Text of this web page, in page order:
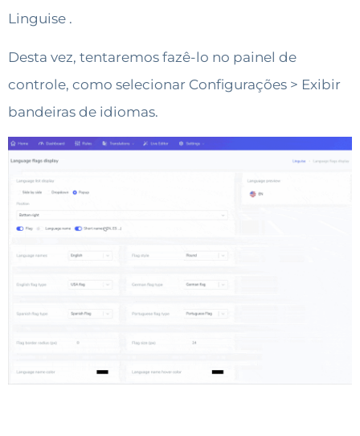
Linguise .
Desta vez, tentaremos fazê-lo no painel de
controle, como selecionar Configurações > Exibir
bandeiras de idiomas.